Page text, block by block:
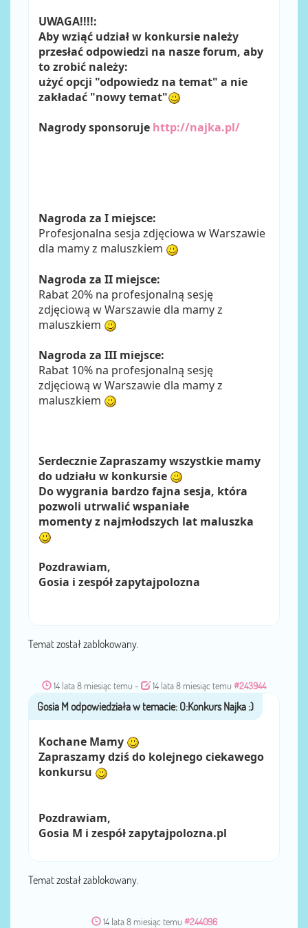
UWAGA!!!!:
Aby wziąć udział w konkursie należy
przesłać odpowiedzi na nasze forum, aby
to zrobić należy:
użyć opcji "odpowiedz na temat" a nie
zakładać "nowy temat"
Nagrody sponsoruje http://najka.pl/
Nagroda za I miejsce:
Profesjonalna sesja zdjęciowa w Warszawie
dla mamy z maluszkiem
Nagroda za II miejsce:
Rabat 20% na profesjonalną sesję
zdjęciową w Warszawie dla mamy z
maluszkiem
Nagroda za III miejsce:
Rabat 10% na profesjonalną sesję
zdjęciową w Warszawie dla mamy z
maluszkiem
Serdecznie Zapraszamy wszystkie mamy
do udziału w konkursie
Do wygrania bardzo fajna sesja, która
pozwoli utrwalić wspaniałe
momenty z najmłodszych lat maluszka
Pozdrawiam,
Gosia i zespół zapytajpolozna
Temat został zablokowany.
14 lata 8 miesiąc temu - 14 lata 8 miesiąc temu #243944
przezGosia M
Kochane Mamy
Zapraszamy dziś do kolejnego ciekawego
konkursu
Pozdrawiam,
Gosia M i zespół zapytajpolozna.pl
Temat został zablokowany.
14 lata 8 miesiąc temu #244096